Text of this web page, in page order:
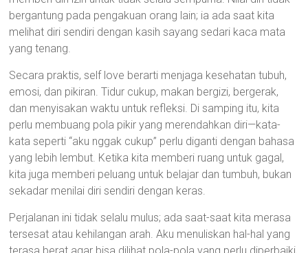
bergantung pada pengakuan orang lain; ia ada saat kita
melihat diri sendiri dengan kasih sayang sedari kaca mata
yang tenang.
Secara praktis, self love berarti menjaga kesehatan tubuh,
emosi, dan pikiran. Tidur cukup, makan bergizi, bergerak,
dan menyisakan waktu untuk refleksi. Di samping itu, kita
perlu membuang pola pikir yang merendahkan diri—kata-
kata seperti “aku nggak cukup” perlu diganti dengan bahasa
yang lebih lembut. Ketika kita memberi ruang untuk gagal,
kita juga memberi peluang untuk belajar dan tumbuh, bukan
sekadar menilai diri sendiri dengan keras.
Perjalanan ini tidak selalu mulus; ada saat-saat kita merasa
tersesat atau kehilangan arah. Aku menuliskan hal-hal yang